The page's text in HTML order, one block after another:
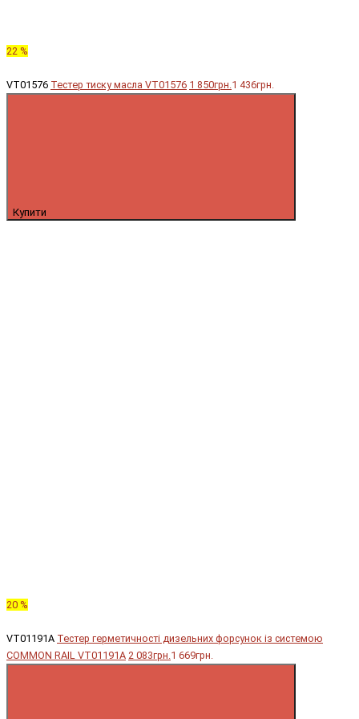
22 %
VT01576 Тестер тиску масла VT01576 1 850грн.1 436грн.
Купити
20 %
VT01191A Тестер герметичності дизельних форсунок із системою
COMMON RAIL VT01191A 2 083грн.1 669грн.